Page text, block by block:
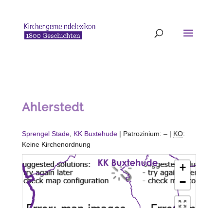
Ahlerstedt
Sprengel Stade, KK Buxtehude| Patrozinium: – | KO:
Keine Kirchenordnung
+
−